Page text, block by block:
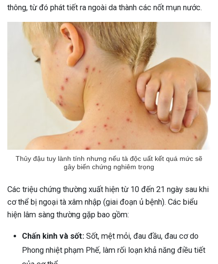
thông, từ đó phát tiết ra ngoài da thành các nốt mụn nước.
Thủy đậu tuy lành tính nhưng nếu tà độc uất kết quá mức sẽ
gây biến chứng nghiêm trọng
Các triệu chứng thường xuất hiện từ 10 đến 21 ngày sau khi
cơ thể bị ngoại tà xâm nhập (giai đoạn ủ bệnh). Các biểu
hiện lâm sàng thường gặp bao gồm:
Chấn kinh và sốt: Sốt, mệt mỏi, đau đầu, đau cơ do
Phong nhiệt phạm Phế, làm rối loạn khả năng điều tiết